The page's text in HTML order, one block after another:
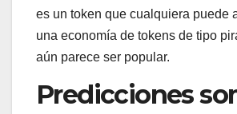
es un token que cualquiera puede
una economía de tokens de tipo
aún parece ser popular.
Predicciones